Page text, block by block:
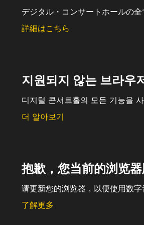
デジタル・コンサートホールの
詳細はこちら
지원되지 않는 브라우
디지털 콘서트홀의 모든 기능을
더 알아보기
抱歉，您当前的浏览
请更新您的浏览器，以便使用数字
了解更多